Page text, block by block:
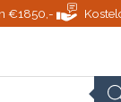
€1850,-